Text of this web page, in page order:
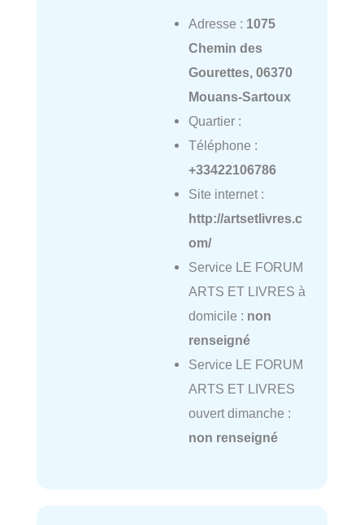
Adresse : 1075
Chemin des
Gourettes, 06370
Mouans-Sartoux
Quartier :
Téléphone :
+33422106786
Site internet :
http://artsetlivres.c
om/
Service LE FORUM
ARTS ET LIVRES à
domicile : non
renseigné
Service LE FORUM
ARTS ET LIVRES
ouvert dimanche :
non renseigné